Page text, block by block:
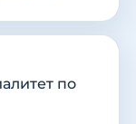
по